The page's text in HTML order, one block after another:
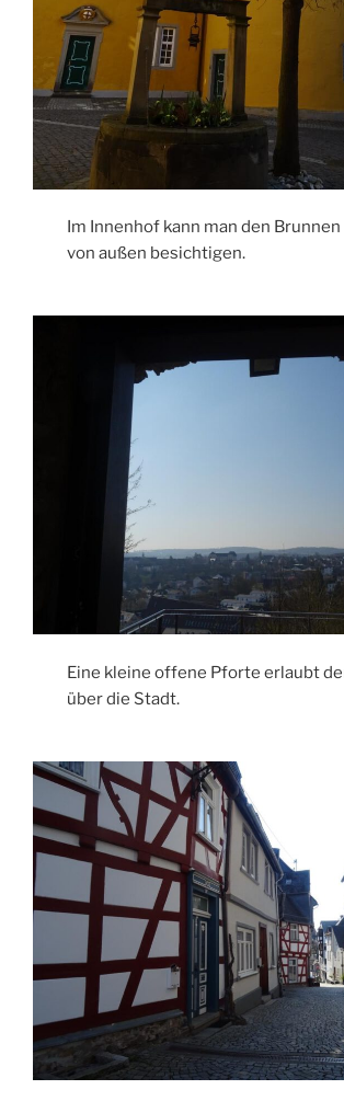
Im Innenhof kann man den
von außen besichtigen.
Eine kleine offene Pforte erlaubt
über die Stadt.